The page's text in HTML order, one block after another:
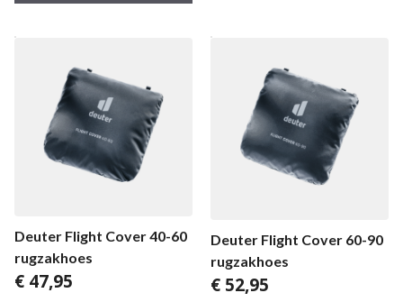
Deuter Flight Cover 40-60
rugzakhoes
€ 47,95
Deuter Flight Cover 60-90
rugzakhoes
€ 52,95